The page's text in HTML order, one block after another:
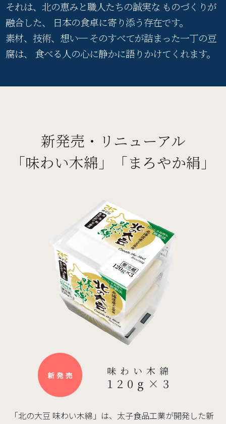
それは、北の恵みと職人たちの誠実な ものづくりが
融合した、
日本の食卓に寄り添う存在です。
素材、技術、想い─ そのすべてが詰まった一丁の豆
腐は、
食べる人の心に静かに語りかけてくれます。
新発売・リニューアル
「味わい木綿」「まろやか絹」
味わい木綿
120g×3
「北の大豆 味わい木綿」は、太子食品工業が開発した新